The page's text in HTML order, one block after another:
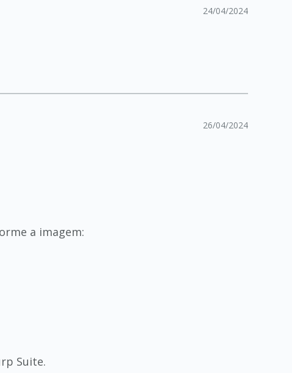
24/04/2024
26/04/2024
a imagem:
Suite.